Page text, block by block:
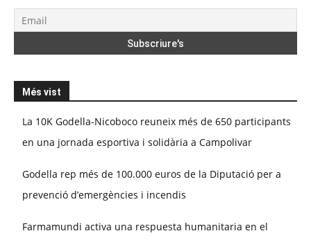
Més vist
La 10K Godella-Nicoboco reuneix més de 650 participants
en una jornada esportiva i solidària a Campolivar
Godella rep més de 100.000 euros de la Diputació per a
prevenció d’emergències i incendis
Farmamundi activa una respuesta humanitaria en el